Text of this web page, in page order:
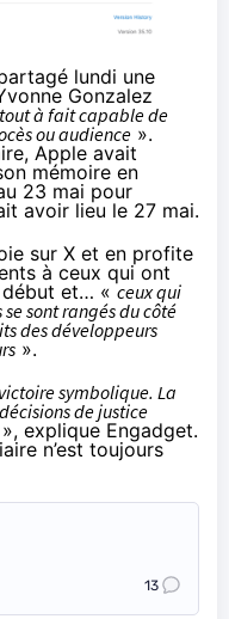
lundi une
Gonzalez
à fait capable de
ou audience ».
Apple avait
mémoire en
23 mai pour
avoir lieu le 27 mai.
sur X et en profite
à ceux qui ont
début et… «ceux qui
sont rangés du côté
des développeurs
».
symbolique. La
de justice
», explique Engadget.
n’est toujours
13